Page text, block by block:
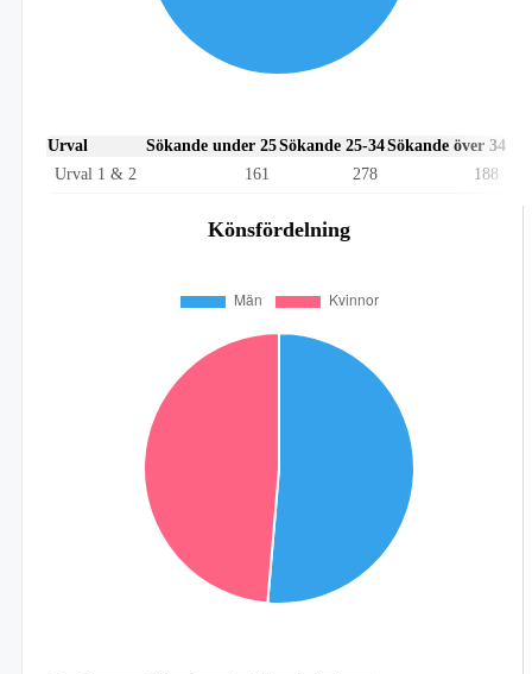
Urval Sökande under 25Sökande 25-34Sökande över 34
Urval 1 & 2
161 278 188
Könsfördelning